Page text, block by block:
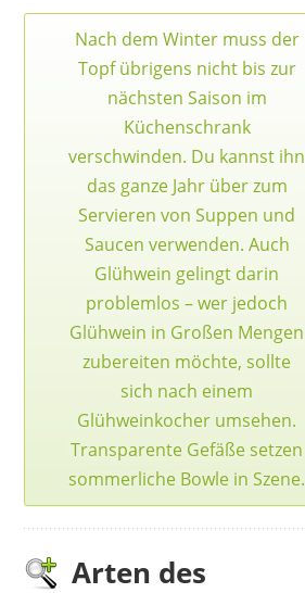
Nach dem Winter muss der
Topf übrigens nicht bis zur
nächsten Saison im
Küchenschrank
verschwinden. Du kannst ihn
das ganze Jahr über zum
Servieren von Suppen und
Saucen verwenden. Auch
Glühwein gelingt darin
problemlos – wer jedoch
Glühwein in Großen Mengen
zubereiten möchte,sollte
sich nach einem
Glühweinkocher umsehen.
Transparente Gefäße setzen
sommerliche Bowle in Szene.
Arten des